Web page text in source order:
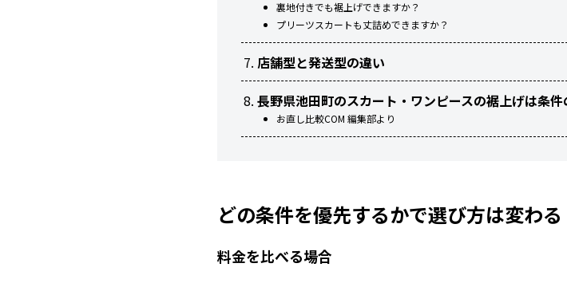
裏地付きでも裾上げできますか？
プリーツスカートも丈詰めできますか？
店舗型と発送型の違い
長野県池田町のスカート・ワンピースの裾上げは条
お直し比較COM 編集部より
どの条件を優先するかで選び方は変わる
料金を比べる場合